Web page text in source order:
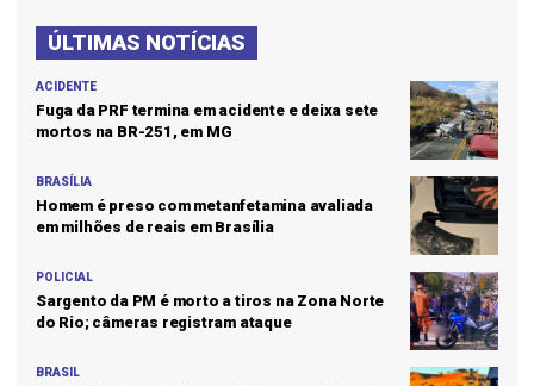
ÚLTIMAS NOTÍCIAS
ACIDENTE
Fuga da PRF termina em acidente e deixa sete
mortos na BR-251, em MG
BRASÍLIA
Homem é preso com metanfetamina avaliada
em milhões de reais em Brasília
POLICIAL
Sargento da PM é morto a tiros na Zona Norte
do Rio; câmeras registram ataque
BRASIL